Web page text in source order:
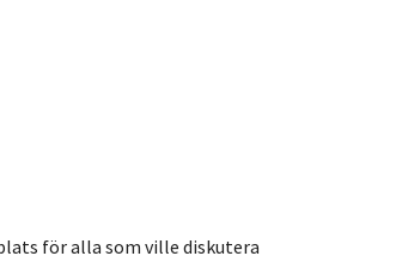
för alla som ville diskutera